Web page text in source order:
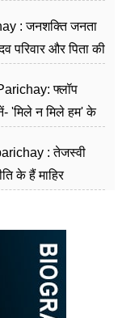
: जनशक्ति जनता
परिवार और पिता की
फ्लॉप
'मिले न मिले हम' के
: तेजस्वी
के हैं माहिर